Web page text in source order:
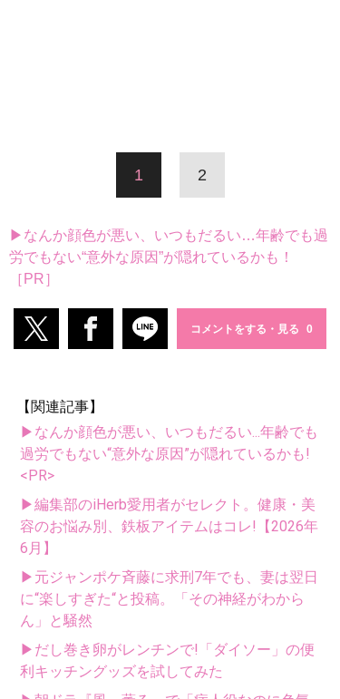
1 2
▶なんか顔色が悪い、いつもだるい…年齢でも過
労でもない“意外な原因”が隠れているかも！
［PR］
コメントをする・見る
【関連記事】
▶なんか顔色が悪い、いつもだるい...年齢でも
過労でもない“意外な原因”が隠れているかも!
<PR>
▶編集部のiHerb愛用者がセレクト。健康・美
容のお悩み別、鉄板アイテムはコレ!【2026年
6月】
▶元ジャンポケ斉藤に求刑7年でも、妻は翌日
に“楽しすぎた“と投稿。「その神経がわから
ん」と騒然
▶だし巻き卵がレンチンで!「ダイソー」の便
利キッチングッズを試してみた